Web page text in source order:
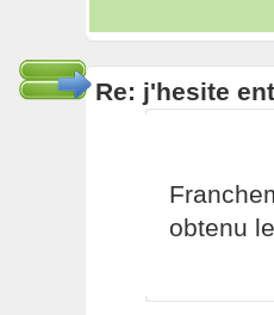
Re: j'hesite
obtenu